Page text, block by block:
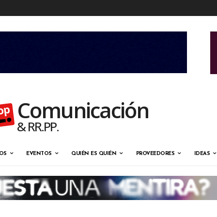
Comunicación
& RR.PP.
EVENTOS QUIÉN ES QUIÉN PROVEEDORES IDEAS